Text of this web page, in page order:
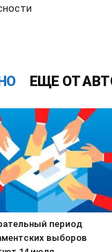
ЕЩЕ ОТ
период
выборов